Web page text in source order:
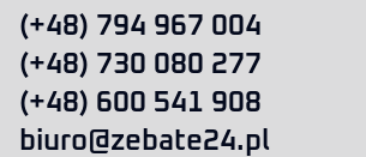
(+48) 794 967 004
(+48) 730 080 277
(+48) 600 541 908
biuro@zebate24.pl